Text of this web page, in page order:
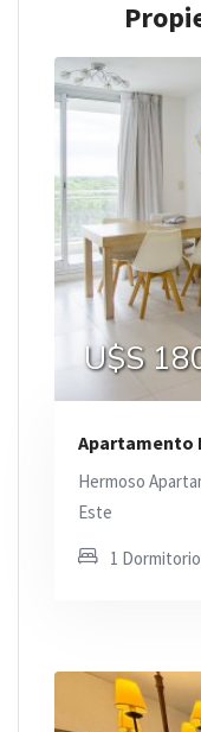
U$S
Apartamento
Hermoso
Este
1